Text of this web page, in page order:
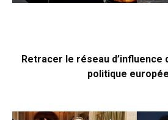
Retracer le réseau d’influence
politique